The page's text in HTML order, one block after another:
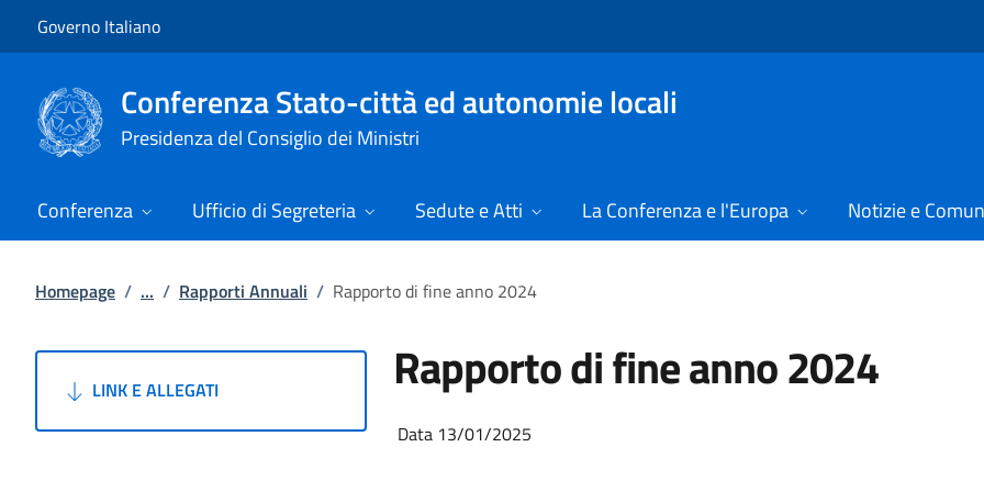
Governo Italiano
Conferenza Stato-città ed autonomie locali
Presidenza del Consiglio dei Ministri
Conferenza Ufficio di Segreteria Sedute e Atti La Conferenza e l'Europa Notizie e
Homepage / ... / Rapporti Annuali / Rapporto di fine anno 2024
LINK E ALLEGATI Rapporto di fine anno 2024
Data 13/01/2025